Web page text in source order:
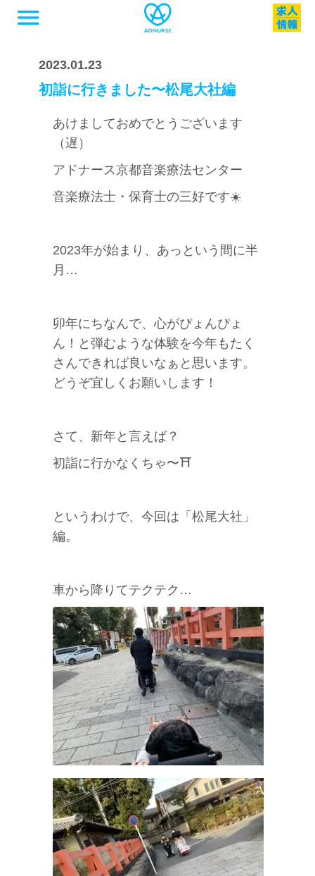
menu
2023.01.23
初詣に行きました〜松尾大社編
あけましておめでとうございます
（遅）
アドナース京都音楽療法センター
音楽療法士・保育士の三好です☀️
2023年が始まり、あっという間に半
月…
卯年にちなんで、心がぴょんぴょ
ん！と弾むような体験を今年もたく
さんできれば良いなぁと思います。
どうぞ宜しくお願いします！
さて、新年と言えば？
初詣に行かなくちゃ〜⛩
というわけで、今回は「松尾大社」
編。
車から降りてテクテク…